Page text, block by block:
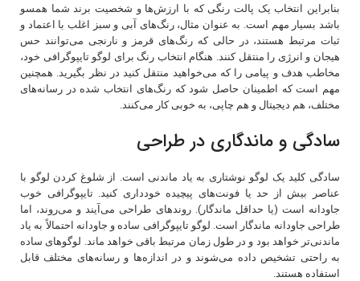
بنابراین انتخاب یک پالت رنگی که با ارزش‌ها و شخصیت برند شما همسو
باشد بسیار مهم است. به عنوان مثال، رنگ‌های آبی و سبز اغلب با اعتماد و
ثبات مرتبط هستند، در حالی که رنگ‌های قرمز و نارنجی می‌توانند حس
هیجان و انرژی را منتقل کنند. هنگام انتخاب رنگ برای لوگو تایپوگرافی خود،
مخاطب هدف و پیامی را که می‌خواهید منتقل کنید در نظر بگیرید. همچنین
مهم است که اطمینان حاصل شود که رنگ‌های انتخاب شده در رسانه‌های
مختلف، هم دیجیتال و هم چاپی، به خوبی کار می‌کنند.
سادگی و ماندگاری در طراحی
سادگی کلید یک لوگو نوشتاری به یاد ماندنی است. از شلوغ کردن لوگو با
عناصر بیش از حد یا فونت‌های پیچیده خودداری کنید. تایپوگرافی خوب
جاودانه است (یا حداقل ماندگار). روندهای طراحی می‌آیند و می‌روند، اما
طراحی جاودانه ماندگار است. لوگو تایپوگرافی ساده و جاودانه احتمالاً به یاد
ماندنی‌تر خواهد بود و در طول زمان مرتبط باقی خواهد ماند. لوگوهای ساده
به راحتی تشخیص داده می‌شوند و در اندازه‌ها و رسانه‌های مختلف قابل
استفاده هستند.